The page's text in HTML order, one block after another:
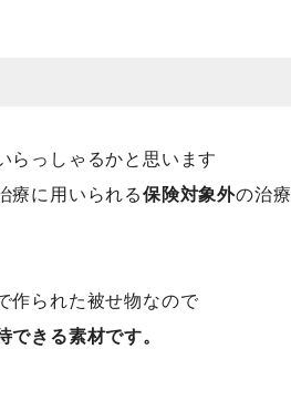
らっしゃるかと思います
療に用いられる保険対象外の治療
作られた被せ物なので
きる素材です。